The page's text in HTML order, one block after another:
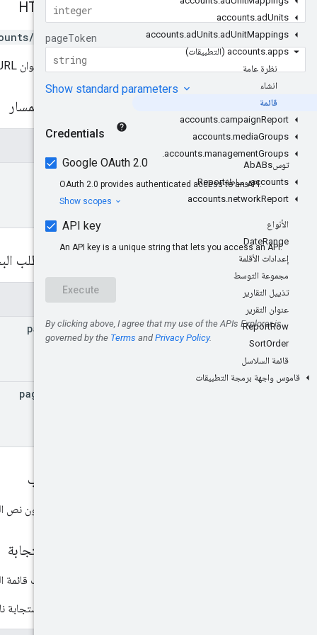
accounts.adUnits
accounts.adUnits.adUnitMappings
accounts.apps (التطبيقات)
نظرة عامة
انشاء
قائمة
accounts.campaignReport
accounts.mediaGroups
accounts.managementGroups
.
توسAbABs
accounts
.وساطةReport
accounts.networkReport
الأنواع
DateRange
إعدادات الأقلمة
مجموعة التوسط
تذييل التقارير
عنوان التقرير
ReportRow
SortOrder
قائمة السلاسل
قاموس واجهة برمجة التطبيقات
طلب HTTP
*}/apps
يستخدم عنوان URL بنية
مَعلمات المسار
مَعلمات طلب
pageSize
page
نص الطلب
يجب أن يكون نص
نص الاستجابة
ردّ على طلب قائمة
إذا كانت